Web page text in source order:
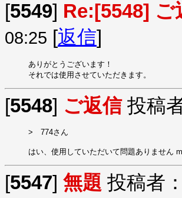
[5549] Re:[5548] ご
08:25 [返信]
ありがとうございます！
それでは使用させていただきます。
[5548] ご返信投稿
>　774さん
はい、使用していただいて問題ありません
[5547] 無題 投稿者：